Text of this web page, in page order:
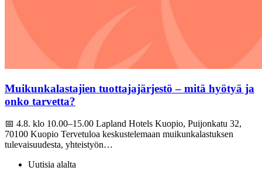
Muikunkalastajien tuottajajärjestö – mitä hyötyä ja
onko tarvetta?
📅 4.8. klo 10.00–15.00 Lapland Hotels Kuopio, Puijonkatu 32,
70100 Kuopio Tervetuloa keskustelemaan muikunkalastuksen
tulevaisuudesta, yhteistyön…
Uutisia alalta